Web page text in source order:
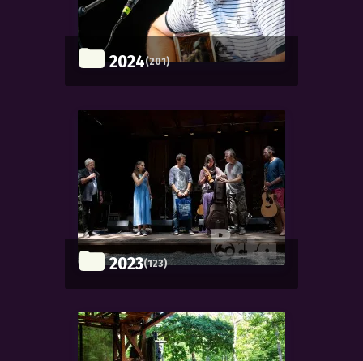
2024(201)
2023(123)